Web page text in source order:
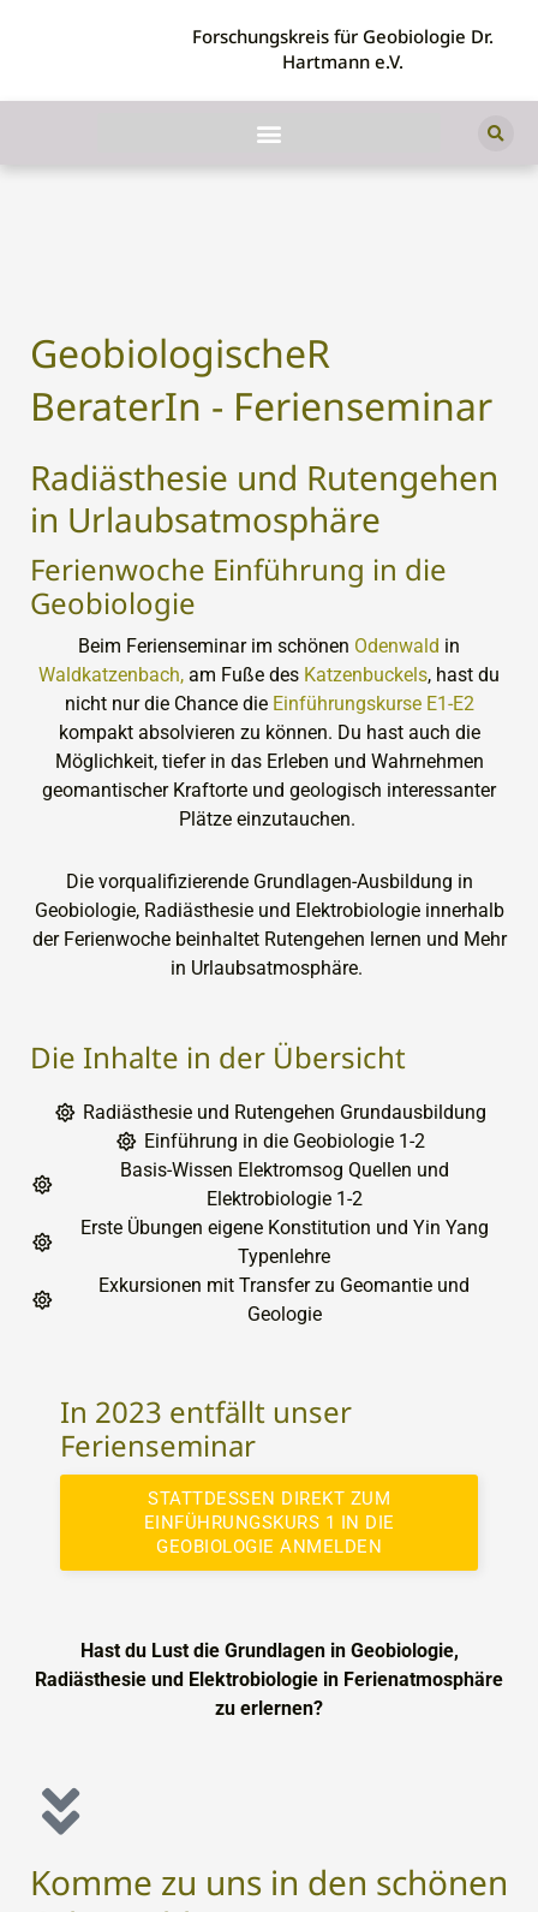
Forschungskreis für Geobiologie Dr.
Hartmann e.V.
GeobiologischeR
BeraterIn - Ferienseminar
Radiästhesie und Rutengehen
in Urlaubsatmosphäre
Ferienwoche Einführung in die
Geobiologie
Beim Ferienseminar im schönen Odenwald in
Waldkatzenbach, am Fuße des Katzenbuckels, hast du
nicht nur die Chance die Einführungskurse E1-E2
kompakt absolvieren zu können. Du hast auch die
Möglichkeit, tiefer in das Erleben und Wahrnehmen
geomantischer Kraftorte und geologisch interessanter
Plätze einzutauchen.
Die vorqualifizierende Grundlagen-Ausbildung in
Geobiologie, Radiästhesie und Elektrobiologie innerhalb
der Ferienwoche beinhaltet Rutengehen lernen und Mehr
in Urlaubsatmosphäre.
Die Inhalte in der Übersicht
Radiästhesie und Rutengehen Grundausbildung
Einführung in die Geobiologie 1-2
Basis-Wissen Elektromsog Quellen und
Elektrobiologie 1-2
Erste Übungen eigene Konstitution und Yin Yang
Typenlehre
Exkursionen mit Transfer zu Geomantie und
Geologie
In 2023 entfällt unser
Ferienseminar
STATTDESSEN DIREKT ZUM
EINFÜHRUNGSKURS 1 IN DIE
GEOBIOLOGIE ANMELDEN
Hast du Lust die Grundlagen in Geobiologie,
Radiästhesie und Elektrobiologie in Ferienatmosphäre
zu erlernen?
Komme zu uns in den schönen